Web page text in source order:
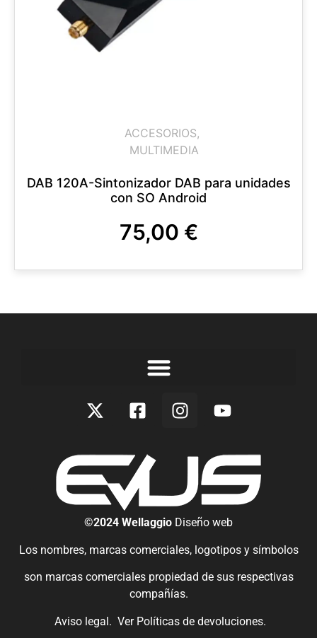
ACCESORIOS,
MULTIMEDIA
DAB 120A-Sintonizador DAB para unidades
con SO Android
75,00 €
©2024 Wellaggio Diseño web
Los nombres, marcas comerciales, logotipos y símbolos
son marcas comerciales propiedad de sus respectivas
compañías.
Aviso legal. Ver Políticas de devoluciones.